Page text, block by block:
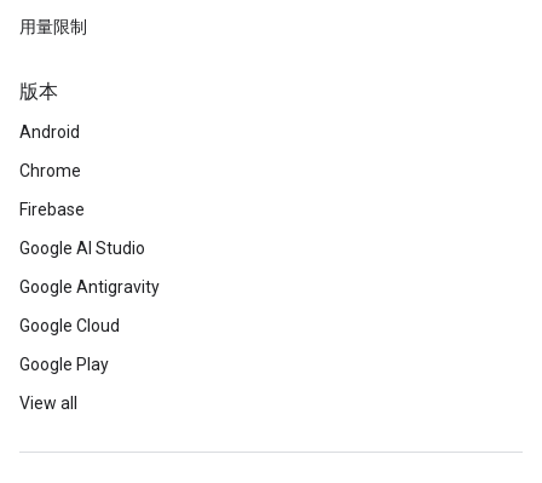
用量限制
版本
Android
Chrome
Firebase
Google AI Studio
Google Antigravity
Google Cloud
Google Play
View all